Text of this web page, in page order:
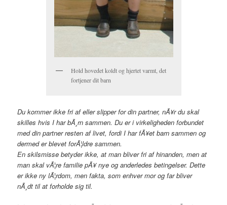
Hold hovedet koldt og hjertet varmt, det
fortjener dit barn
Du kommer ikke fri af eller slipper for din partner, nÃ¥r du skal
skilles hvis I har bÃ¸rn sammen. Du er i virkeligheden forbundet
med din partner resten af livet, fordi I har fÃ¥et barn sammen og
dermed er blevet forÃ¦ldre sammen.
En skilsmisse betyder ikke, at man bliver fri af hinanden, men at
man skal vÃ¦re familie pÃ¥ nye og anderledes betingelser. Dette
er ikke ny lÃ¦rdom, men fakta, som enhver mor og far bliver
nÃ¸dt til at forholde sig til.